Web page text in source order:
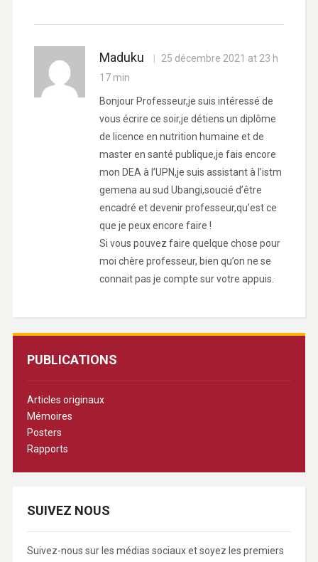
PUBLICATIONS
Articles originaux
Mémoires
Posters
Rapports
SUIVEZ NOUS
Suivez-nous sur les médias sociaux et soyez les premiers
Maduku
25 décembre 2021 at 23 h
17 min
Bonjour Professeur,je suis intéressé de
vous écrire ce soir,je détiens un diplôme
de licence en nutrition humaine et de
master en santé publique,je fais encore
mon DEA à l’UPN,je suis assistant à l’istm
gemena au sud Ubangi,soucié d’être
encadré et devenir professeur,qu’est ce
que je peux encore faire !
Si vous pouvez faire quelque chose pour
moi chère professeur, bien qu’on ne se
connait pas je compte sur votre appuis.